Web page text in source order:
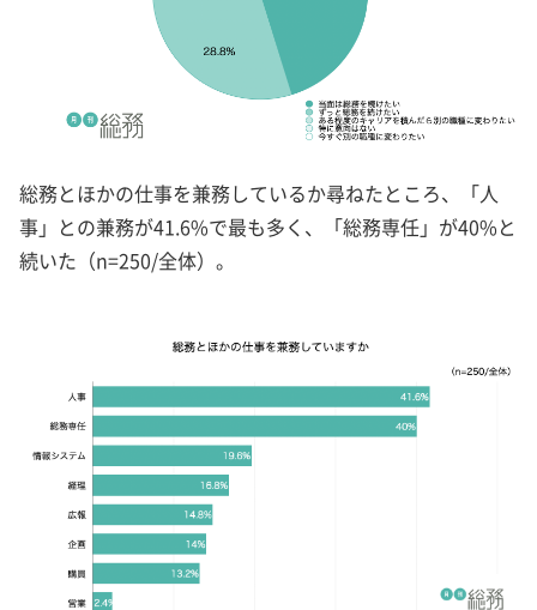
総務とほかの仕事を兼務しているか尋ねたところ、「人
事」との兼務が41.6%で最も多く、「総務専任」が40%と
続いた（n=250/全体）。